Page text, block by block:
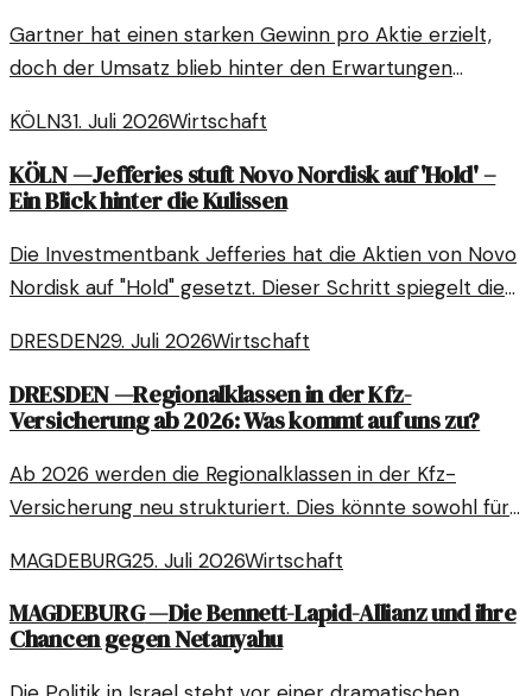
Gartner hat einen starken Gewinn pro Aktie erzielt,
doch der Umsatz blieb hinter den Erwartungen
wirft Fragen auf.
KÖLN31. Juli 2026Wirtschaft
KÖLN—Jefferies stuft Novo Nordisk auf 'Hold' –
Ein Blick hinter die Kulissen
Die Investmentbank Jefferies hat die Aktien von Novo
Nordisk auf "Hold" gesetzt. Dieser Schritt spiegelt die
Unternehmensstrategien wider.
DRESDEN29. Juli 2026Wirtschaft
DRESDEN—Regionalklassen in der Kfz-
Versicherung ab 2026: Was kommt auf uns zu?
Ab 2026 werden die Regionalklassen in der Kfz-
Versicherung neu strukturiert. Dies könnte sowohl für
Folgen haben.
MAGDEBURG25. Juli 2026Wirtschaft
MAGDEBURG—Die Bennett-Lapid-Allianz und ihre
Chancen gegen Netanyahu